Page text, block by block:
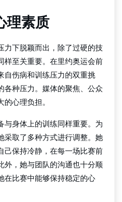
理素质
力下脱颖而出，除了过硬的技
样至关重要。在里约奥运会前
自伤病和训练压力的双重挑
各种压力。媒体的聚焦、公众
心理负担。
与身体上的训练同样重要。为
采取了多种方式进行调整。她
己保持冷静，在每一场比赛前
外，她与团队的沟通也十分顺
在比赛中能够保持稳定的心